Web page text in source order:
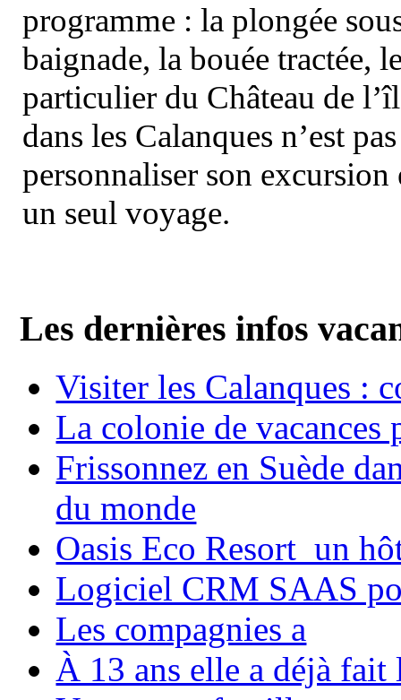
programme : la plongée
baignade, la bouée tractée,
particulier du Château de
dans les Calanques n’est
personnaliser son
un seul voyage.
Les dernières infos
Visiter les Calanques :
La colonie de vacances
Frissonnez en Suède
du monde
Oasis Eco Resort un
Logiciel CRM SAAS
Les compagnies a
À 13 ans elle a déjà